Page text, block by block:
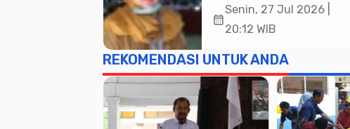
Pemalang Buka
Kegiatan Tracing
Mulyoharjo
calendar_month
Senin, 27 Jul 2026 |
20:12 WIB
REKOMENDASI UNTUK ANDA